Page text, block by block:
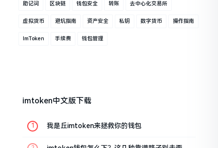
助记词 区块链 钱包安全 转账 去中心化交易所
虚拟货币 避坑指南 资产安全 私钥 数字货币 操作指南
ImToken 手续费 钱包管理
imtoken中文版下载
我是丘imtoken来拯救你的钱包